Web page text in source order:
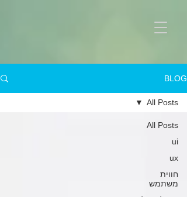
BLOG
All Posts
ui
ux
חווית
משתמש
All Posts